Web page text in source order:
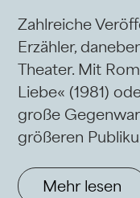
Zahlreiche
Erzähler,
Theater. Mit
Liebe« (1981)
große
größeren
Mehr lesen